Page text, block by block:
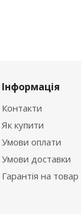
Інформація
Контакти
Як купити
Умови оплати
Умови доставки
Гарантія на товар